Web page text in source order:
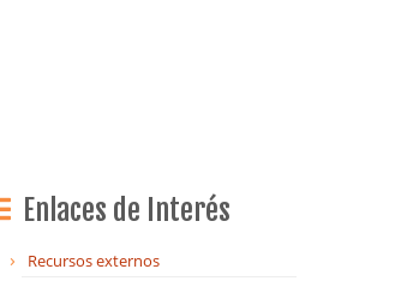
Enlaces de Interés
Recursos externos